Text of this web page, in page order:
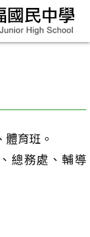
育班。
總務處、輔導